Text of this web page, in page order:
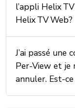
l’appli Helix
Helix TV Web?
J’ai passé une
Per-View et je
annuler. Est-